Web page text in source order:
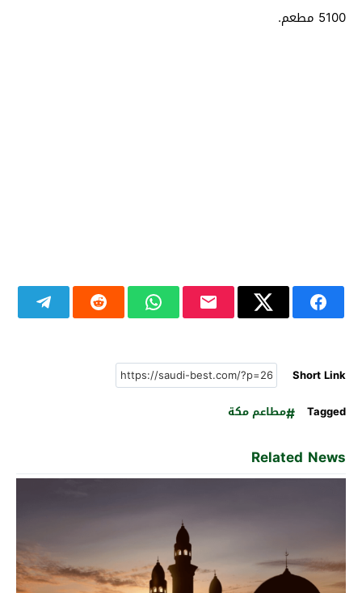
5100 مطعم.
Short Link
Tagged
مطاعم مكة
Related News